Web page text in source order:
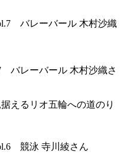
バレーバール 木村沙織さ
えるリオ五輪への道のり